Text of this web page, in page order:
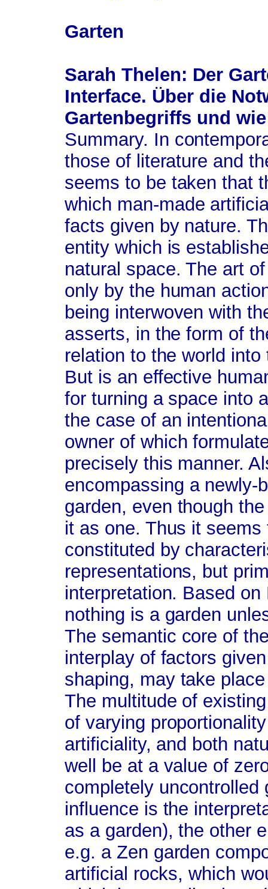
Garten
Sarah Thelen: Der
Interface. Über die
Gartenbegriffs und
Summary. In
those of literature and
seems to be taken that
which man-made
facts given by nature.
entity which is
natural space. The art
only by the human
being interwoven with
asserts, in the form of
relation to the world
But is an effective
for turning a space into
the case of an
owner of which
precisely this manner.
encompassing a newly-
garden, even though
it as one. Thus it
constituted by
representations, but
interpretation. Based
nothing is a garden
The semantic core of
interplay of factors
shaping, may take
The multitude of
of varying
artificiality, and both
well be at a value of
completely uncontrolled
influence is the
as a garden), the other
e.g. a Zen garden
artificial rocks, which